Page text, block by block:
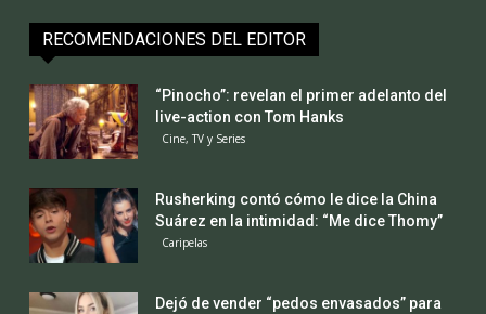
RECOMENDACIONES DEL EDITOR
“Pinocho”: revelan el primer adelanto del
live-action con Tom Hanks
Cine, TV y Series
Rusherking contó cómo le dice la China
Suárez en la intimidad: “Me dice Thomy”
Caripelas
Dejó de vender “pedos envasados” para